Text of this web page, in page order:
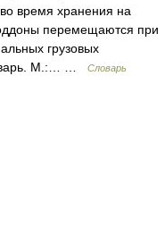
время хранения на
перемещаются при
грузовых
М.:… …
Словарь